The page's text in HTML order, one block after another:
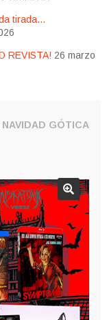
tirada…
REVISTA! 26 marzo
NAVIDAD GÓTICA